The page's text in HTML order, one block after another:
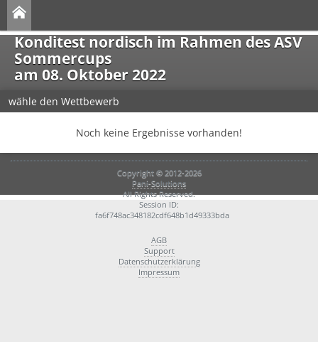
Konditest nordisch im Rahmen des ASV
Sommercups
am 08. Oktober 2022
wähle den Wettbewerb
Noch keine Ergebnisse vorhanden!
Copyright © 2012-2026
Pani-Solutions
All Rights Reserved.
Session ID:
fa6f748ac348182cdf648b1d49333bda
AGB
Support
Datenschutzerklärung
Impressum